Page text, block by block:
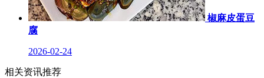
椒麻皮蛋豆
腐
2026-02-24
相关资讯推荐